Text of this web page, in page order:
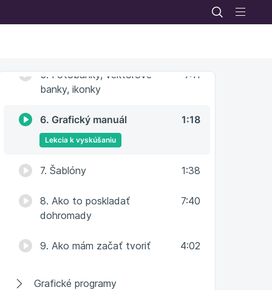
5. Fotobanky, vektorové
banky, ikonky
7:11
6. Grafický manuál 1:18
Lekcia k vyskúšaniu
7. Šablóny 1:38
8. Ako to poskladať
dohromady
7:40
9. Ako mám začať tvoriť 4:02
Grafické programy